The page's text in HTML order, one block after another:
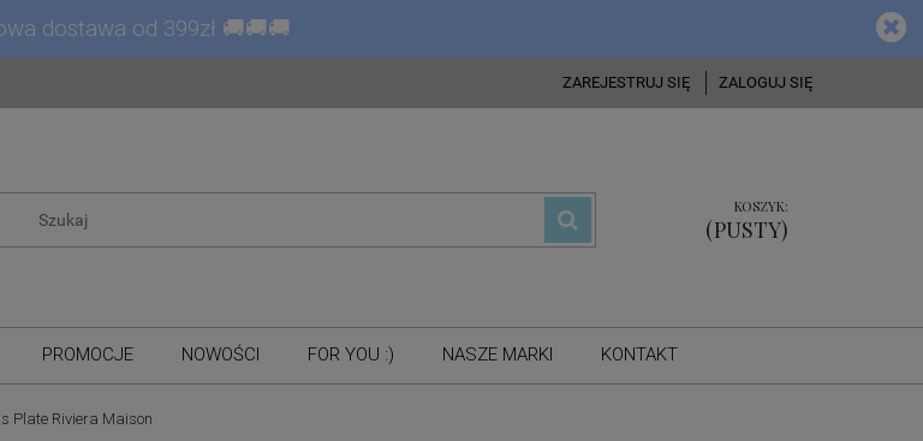
dostawa od 399zł 🚚🚚🚚
ZAREJESTRUJ SIĘ ZALOGUJ SIĘ
KOSZYK:
(PUSTY)
PROMOCJE NOWOŚCI FOR YOU :) NASZE MARKI KONTAKT
Plate Riviera Maison